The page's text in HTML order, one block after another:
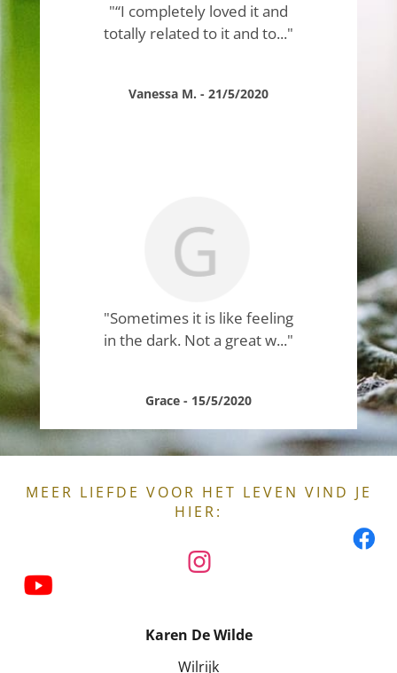
"“I completely loved it and
totally related to it and to..."
Vanessa M. - 21/5/2020
"Sometimes it is like feeling
in the dark. Not a great w..."
Grace - 15/5/2020
MEER LIEFDE VOOR HET LEVEN VIND JE
HIER:
Karen De Wilde
Wilrijk